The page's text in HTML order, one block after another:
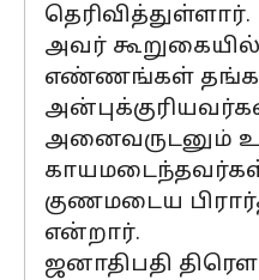
தெரிவித்துள்ளார்.
அவர்
எண்ணங்கள்
அனைவருடனும்
குணமடைய
என்றார்.
ஜனாதிபதி